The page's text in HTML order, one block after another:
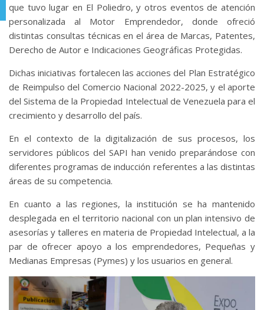
que tuvo lugar en El Poliedro, y otros eventos de atención
personalizada al Motor Emprendedor, donde ofreció
distintas consultas técnicas en el área de Marcas, Patentes,
Derecho de Autor e Indicaciones Geográficas Protegidas.
Dichas iniciativas fortalecen las acciones del Plan Estratégico
de Reimpulso del Comercio Nacional 2022-2025, y el aporte
del Sistema de la Propiedad Intelectual de Venezuela para el
crecimiento y desarrollo del país.
En el contexto de la digitalización de sus procesos, los
servidores públicos del SAPI han venido preparándose con
diferentes programas de inducción referentes a las distintas
áreas de su competencia.
En cuanto a las regiones, la institución se ha mantenido
desplegada en el territorio nacional con un plan intensivo de
asesorías y talleres en materia de Propiedad Intelectual, a la
par de ofrecer apoyo a los emprendedores, Pequeñas y
Medianas Empresas (Pymes) y los usuarios en general.
Telegram